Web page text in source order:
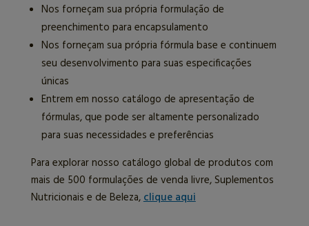
Nos forneçam sua própria formulação de
preenchimento para encapsulamento
Nos forneçam sua própria fórmula base e continuem
seu desenvolvimento para suas especificações
únicas
Entrem em nosso catálogo de apresentação de
fórmulas, que pode ser altamente personalizado
para suas necessidades e preferências
Para explorar nosso catálogo global de produtos com
mais de 500 formulações de venda livre, Suplementos
Nutricionais e de Beleza,clique aqui